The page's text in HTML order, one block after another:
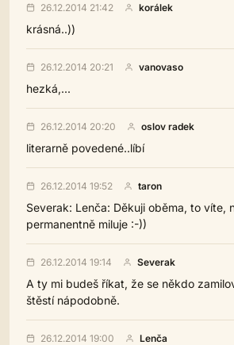
26.12.2014 21:42 korálek
krásná..))
26.12.2014 20:21 vanovaso
hezká,...
26.12.2014 20:20 oslov radek
literarně povedené..líbí
26.12.2014 19:52 taron
Severak: Lenča: Děkuji oběma, to víte,
permanentně miluje :-))
26.12.2014 19:14 Severak
A ty mi budeš říkat, že se někdo
štěstí nápodobně.
26.12.2014 19:00 Lenča